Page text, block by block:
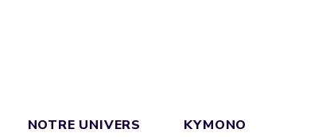
NOTRE UNIVERS
KYMONO